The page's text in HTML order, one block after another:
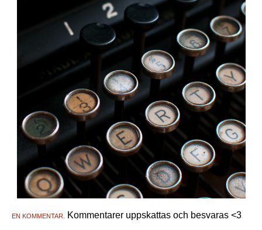
EN KOMMENTAR. Kommentarer uppskattas och besvaras <3